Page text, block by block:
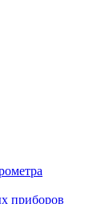
приборов